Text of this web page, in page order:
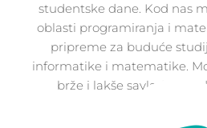
studentske dane. Kod nas
oblasti programiranja i
pripreme za buduće
informatike i matematike.
brže i lakše savladaš